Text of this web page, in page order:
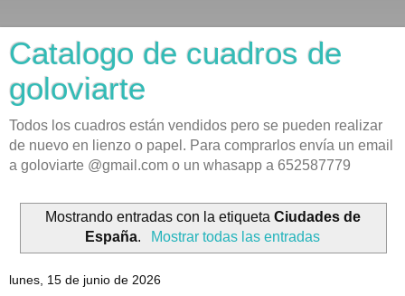
Catalogo de cuadros de
goloviarte
Todos los cuadros están vendidos pero se pueden realizar
de nuevo en lienzo o papel. Para comprarlos envía un email
a goloviarte @gmail.com o un whasapp a 652587779
Mostrando entradas con la etiqueta Ciudades de
España. Mostrar todas las entradas
lunes, 15 de junio de 2026